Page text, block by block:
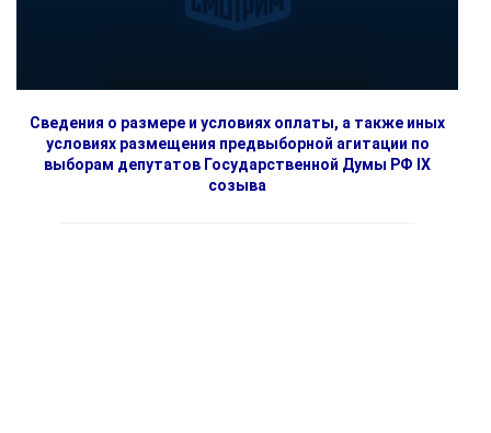
Сведения о размере и условиях оплаты, а также иных
условиях размещения предвыборной агитации по
выборам депутатов Государственной Думы РФ IX
созыва